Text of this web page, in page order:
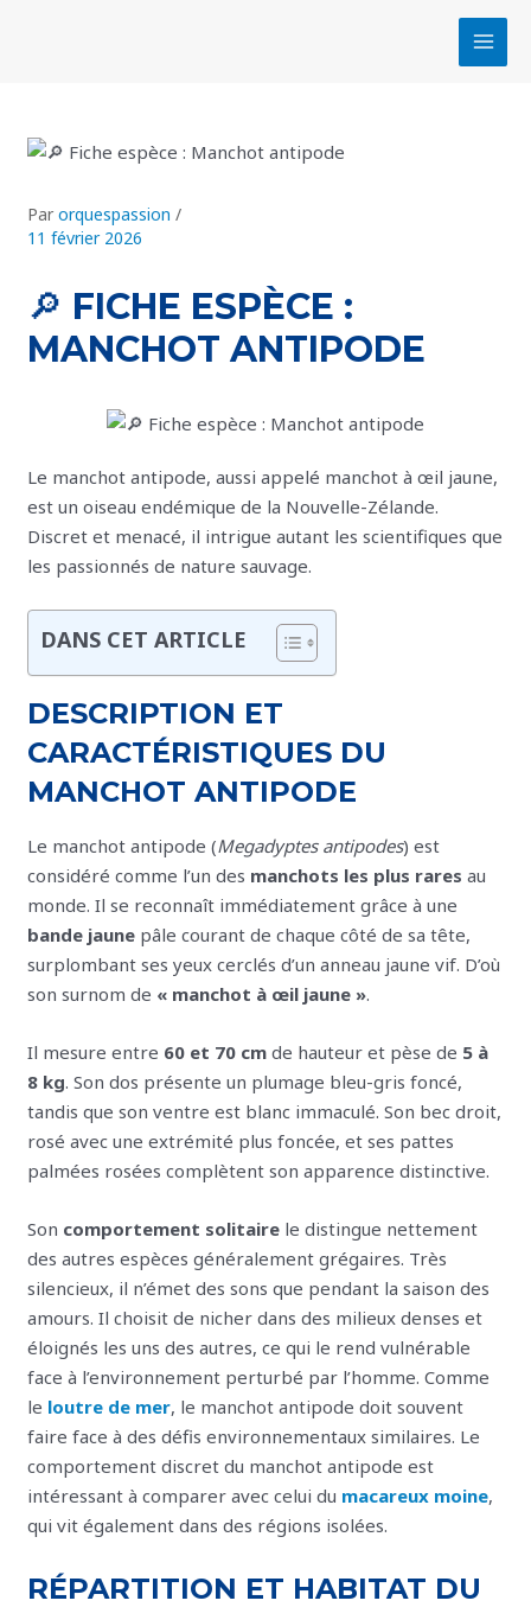
🔎 FICHE ESPÈCE :
MANCHOT ANTIPODE
Parorquespassion/
11 février 2026
Le manchot antipode, aussi appelé manchot à œil jaune,
est un oiseau endémique de la Nouvelle-Zélande.
Discret et menacé, il intrigue autant les scientifiques que
les passionnés de nature sauvage.
DANS CET ARTICLE
DESCRIPTION ET
CARACTÉRISTIQUES DU
MANCHOT ANTIPODE
Le manchot antipode (Megadyptes antipodes) est
considéré comme l’un des manchots les plus rares au
monde. Il se reconnaît immédiatement grâce à une
bande jaune pâle courant de chaque côté de sa tête,
surplombant ses yeux cerclés d’un anneau jaune vif. D’où
son surnom de « manchot à œil jaune ».
Il mesure entre 60 et 70 cm de hauteur et pèse de 5 à
8 kg. Son dos présente un plumage bleu-gris foncé,
tandis que son ventre est blanc immaculé. Son bec droit,
rosé avec une extrémité plus foncée, et ses pattes
palmées rosées complètent son apparence distinctive.
Son comportement solitaire le distingue nettement
des autres espèces généralement grégaires. Très
silencieux, il n’émet des sons que pendant la saison des
amours. Il choisit de nicher dans des milieux denses et
éloignés les uns des autres, ce qui le rend vulnérable
face à l’environnement perturbé par l’homme. Comme
le loutre de mer, le manchot antipode doit souvent
faire face à des défis environnementaux similaires. Le
comportement discret du manchot antipode est
intéressant à comparer avec celui du macareux moine,
qui vit également dans des régions isolées.
RÉPARTITION ET HABITAT DU